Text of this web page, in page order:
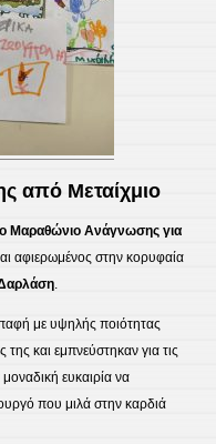
από Μεταίχμιο
Μαραθώνιο Ανάγνωσης για
αφιερωμένος στην κορυφαία
.
με υψηλής ποιότητας
της και εμπνεύστηκαν για τις
ευκαιρία να
που μιλά στην καρδιά